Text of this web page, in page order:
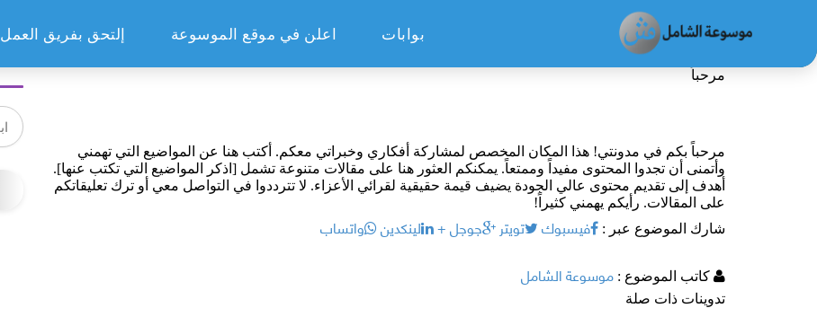
بوابات اعلن في موقع الموسوعة إلتحق بفريق العمل
موسوعة الشامل
مرحباً
مرحباً بكم في مدونتي! هذا المكان المخصص لمشاركة أفكاري وخبراتي معكم. أكتب هنا عن المواضيع التي تهمني
وأتمنى أن تجدوا المحتوى مفيداً وممتعاً. يمكنكم العثور هنا على مقالات متنوعة تشمل [اذكر المواضيع التي تكتب عنها].
أهدف إلى تقديم محتوى عالي الجودة يضيف قيمة حقيقية لقرائي الأعزاء. لا تترددوا في التواصل معي أو ترك تعليقاتكم
على المقالات. رأيكم يهمني كثيراً!
شارك الموضوع عبر :
فيسبوك تويتر جوجل + لينكدين واتساب
كاتب الموضوع : موسوعة الشامل
تدوينات ذات صلة